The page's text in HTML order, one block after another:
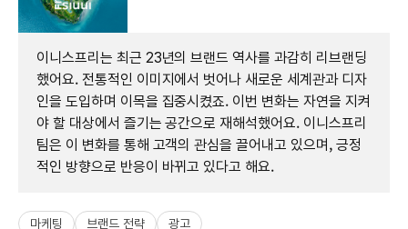
이니스프리는 최근 23년의 브랜드 역사를 과감히 리브랜딩
했어요. 전통적인 이미지에서 벗어나 새로운 세계관과 디자
인을 도입하며 이목을 집중시켰죠. 이번 변화는 자연을 지켜
야 할 대상에서 즐기는 공간으로 재해석했어요. 이니스프리
팀은 이 변화를 통해 고객의 관심을 끌어내고 있으며, 긍정
적인 방향으로 반응이 바뀌고 있다고 해요.
마케팅 브랜드 전략 광고